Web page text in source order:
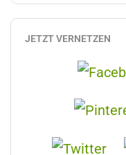
JETZT VERNETZEN